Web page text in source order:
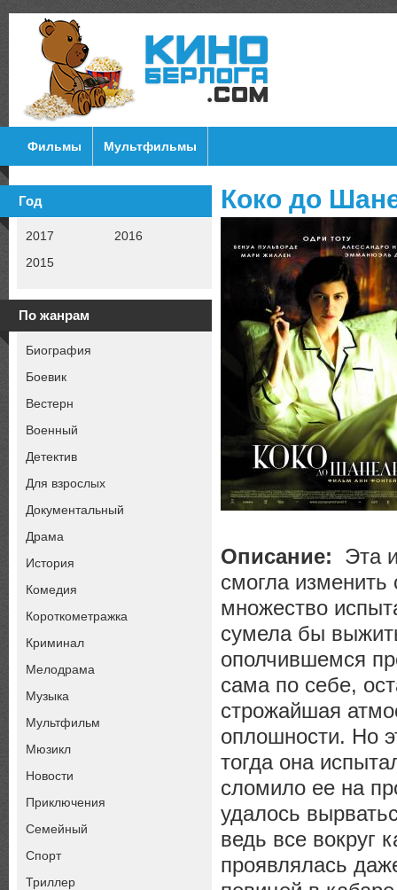
Фильмы Мультфильмы
Год
2017
2016
2015
По жанрам
Биография
Боевик
Вестерн
Военный
Детектив
Для взрослых
Документальный
Драма
История
Комедия
Короткометражка
Криминал
Мелодрама
Музыка
Мультфильм
Мюзикл
Новости
Приключения
Семейный
Спорт
Триллер
Коко до
Описание:
Эта
смогла изменить
множество
сумела бы
ополчившемся
сама по себе,
строжайшая
оплошности. Но
тогда она
сломило ее на
удалось
ведь все вокруг
проявлялась